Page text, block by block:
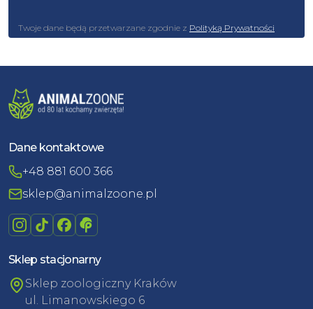
Twoje dane będą przetwarzane zgodnie z Polityką Prywatności
Dane kontaktowe
+48 881 600 366
sklep@animalzoone.pl
Sklep stacjonarny
Sklep zoologiczny Kraków
ul. Limanowskiego 6